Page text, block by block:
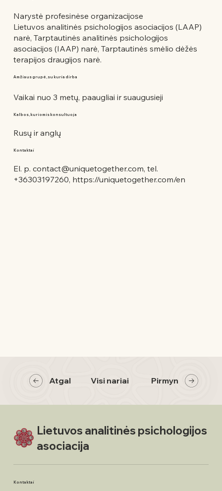
Narystė profesinėse organizacijose
Lietuvos analitinės psichologijos asociacijos (LAAP)
narė, Tarptautinės analitinės psichologijos
asociacijos (IAAP) narė, Tarptautinės smėlio dėžės
terapijos draugijos narė.
Amžiaus grupė, su kuria dirba
Vaikai nuo 3 metų, paaugliai ir suaugusieji
Kalbos, kuriomis konsultuoja
Rusų ir anglų
Kontaktai
El. p. contact@uniquetogether.com, tel.
+36303197260, https://uniquetogether.com/en
Atgal Visi nariai Pirmyn
Lietuvos analitinės psichologijos
asociacija
Kontaktai